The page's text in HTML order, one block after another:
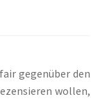
gegenüber den
wollen,